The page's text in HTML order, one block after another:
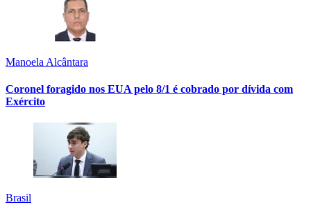
Manoela Alcântara
Coronel foragido nos EUA pelo 8/1 é cobrado por dívida com
Exército
Brasil